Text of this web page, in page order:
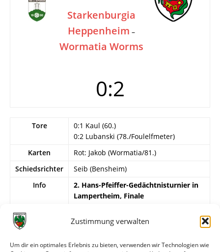
Zustimmung verwalten
Um dir ein optimales Erlebnis zu bieten, verwenden wir Technologien wie
Starkenburgia
Heppenheim –
Wormatia Worms
0:2
Tore
0:1 Kaul (60.)
0:2 Lubanski (78./Foulelfmeter)
Karten
Rot: Jakob (Wormatia/81.)
Schiedsrichter
Seib (Bensheim)
Info
2. Hans-Pfeiffer-Gedächtnisturnier in
Lampertheim, Finale
Wormatia Worms
Kuhnert – W. Günther (85. Steinmetz),
Karb, Schwank (55. Georgiadis), J. Klotz,